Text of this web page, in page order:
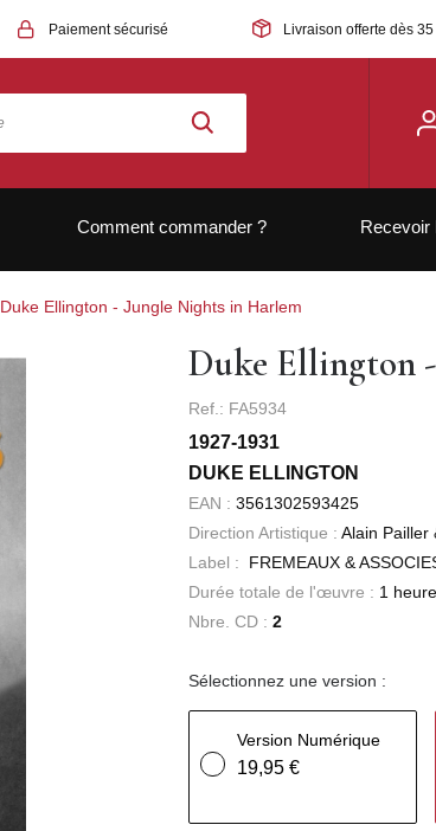
Paiement sécurisé Livraison offerte dès
Comment commander ? Recevoir
Duke Ellington - Jungle Nights in Harlem
Duke Ellington
Ref.: FA5934
1927-1931
DUKE ELLINGTON
EAN : 3561302593425
Direction Artistique : Alain Pailler
Label :
FREMEAUX &
Durée totale de l'œuvre : 1
Nbre. CD : 2
Sélectionnez une version :
Version Numérique
19,95 €